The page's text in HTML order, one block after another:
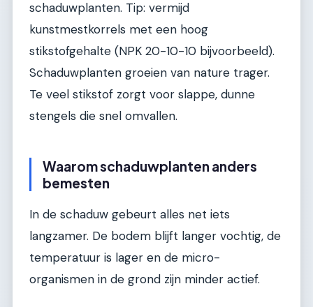
schaduwplanten. Tip: vermijd
kunstmestkorrels met een hoog
stikstofgehalte (NPK 20-10-10 bijvoorbeeld).
Schaduwplanten groeien van nature trager.
Te veel stikstof zorgt voor slappe, dunne
stengels die snel omvallen.
Waarom schaduwplanten anders
bemesten
In de schaduw gebeurt alles net iets
langzamer. De bodem blijft langer vochtig, de
temperatuur is lager en de micro-
organismen in de grond zijn minder actief.